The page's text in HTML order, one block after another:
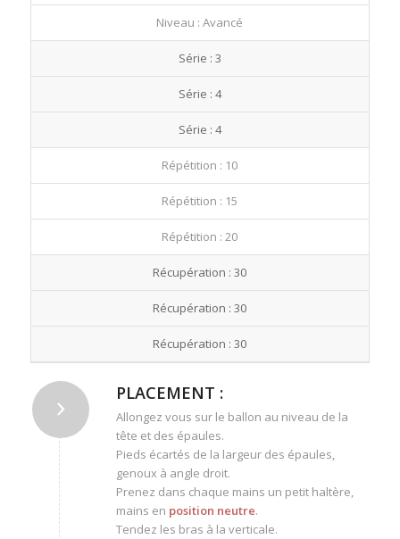
Niveau : Avancé
Série : 3
Série : 4
Série : 4
Répétition : 10
Répétition : 15
Répétition : 20
Récupération : 30
Récupération : 30
Récupération : 30
PLACEMENT :
Allongez vous sur le ballon au niveau de la
tête et des épaules.
Pieds écartés de la largeur des épaules,
genoux à angle droit.
Prenez dans chaque mains un petit haltère,
mains en position neutre.
Tendez les bras à la verticale.